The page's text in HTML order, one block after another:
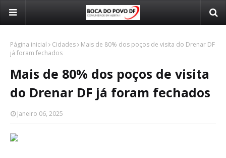
Página inicial Cidades
Mais de 80% dos poços de visita do Drenar DF
já foram fechados
Mais de 80% dos poços de visita
do Drenar DF já foram fechados
Janeiro 06, 2025